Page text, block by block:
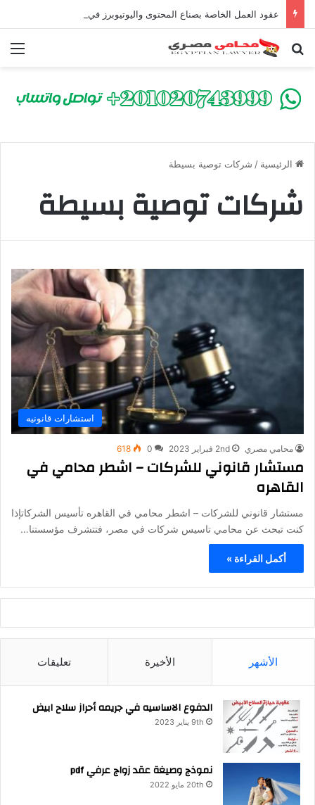
بحث عن
الرئيسية / شركات توصية بسيطة
شركات توصية بسيطة
استشارات قانونيه
محامي مصري 2nd فبراير 2023 0
618
مستشار قانوني للشركات – اشطر محامي في
القاهره
مستشار قانوني للشركات – اشطر محامي في القاهره تأسيس الشركاتإذا
كنت تبحث عن محامي تاسيس شركات في مصر، فتتشرف مؤسستنا…
أكمل القراءة »
الأشهر الأخيرة تعليقات
الدفوع الاساسيه في جريمه أحراز سلاح ابيض
9th يناير 2023
نموذج وصيغة عقد زواج عرفي pdf
20th مايو 2022